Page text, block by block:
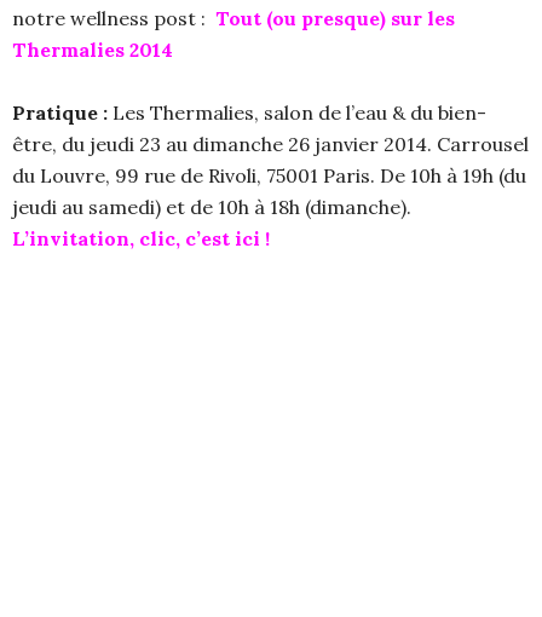
notre wellness post : Tout (ou presque) sur les
Thermalies 2014
Pratique : Les Thermalies, salon de l’eau & du bien-
être, du jeudi 23 au dimanche 26 janvier 2014. Carrousel
du Louvre, 99 rue de Rivoli, 75001 Paris. De 10h à 19h (du
jeudi au samedi) et de 10h à 18h (dimanche).
L’invitation, clic, c’est ici !